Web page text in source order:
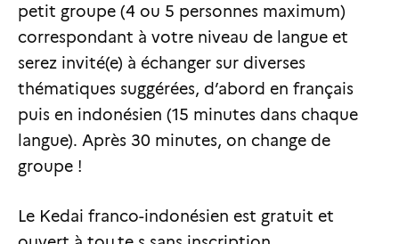
petit groupe (4 ou 5 personnes maximum)
correspondant à votre niveau de langue et
serez invité(e) à échanger sur diverses
thématiques suggérées, d’abord en français
puis en indonésien (15 minutes dans chaque
langue). Après 30 minutes, on change de
groupe !
Le Kedai franco-indonésien est gratuit et